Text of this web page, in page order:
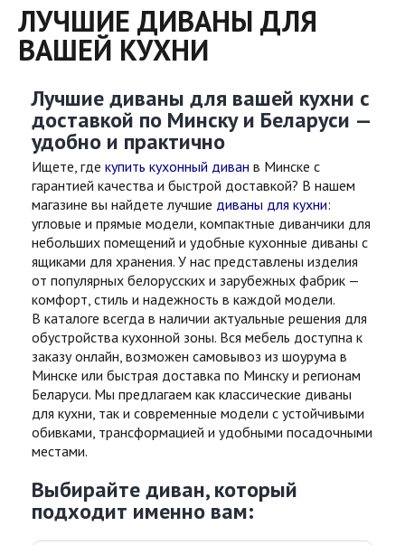
ЛУЧШИЕ ДИВАНЫ ДЛЯ
ВАШЕЙ КУХНИ
Лучшие диваны для вашей кухни с
доставкой по Минску и Беларуси —
удобно и практично
Ищете, где купить кухонный диван в Минске с
гарантией качества и быстрой доставкой? В нашем
магазине вы найдете лучшие диваны для кухни:
угловые и прямые модели, компактные диванчики для
небольших помещений и удобные кухонные диваны с
ящиками для хранения. У нас представлены изделия
от популярных белорусских и зарубежных фабрик —
комфорт, стиль и надежность в каждой модели.
В каталоге всегда в наличии актуальные решения для
обустройства кухонной зоны. Вся мебель доступна к
заказу онлайн, возможен самовывоз из шоурума в
Минске или быстрая доставка по Минску и регионам
Беларуси. Мы предлагаем как классические диваны
для кухни, так и современные модели с устойчивыми
обивками, трансформацией и удобными посадочными
местами.
Выбирайте диван, который
подходит именно вам: